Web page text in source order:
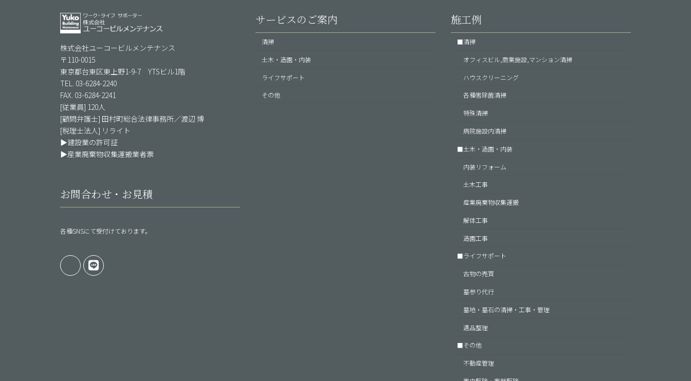
株式会社ユーコービルメンテナンス
〒110-0015
東京都台東区東上野1-9-7 YTSビル1階
TEL. 03-6284-2240
FAX. 03-6284-2241
[従業員] 120人
[顧問弁護士] 田村町総合法律事務所／渡辺 博
[税理士法人] リライト
▶建設業の許可証
▶産業廃棄物収集運搬業者票
お問合わせ・お見積
各種SNSにて受付けております。
サービスのご案内
清掃
土木・造園・内装
ライフサポート
その他
施工例
■清掃
オフィスビル,商業施設,マンション清掃
ハウスクリーニング
各種害除菌清掃
特殊清掃
病院施設内清掃
■土木・造園・内装
内装リフォーム
土木工事
産業廃棄物収集運搬
解体工事
造園工事
■ライフサポート
古物の売買
墓参り代行
墓地・墓石の清掃・工事・管理
遺品整理
■その他
不動産管理